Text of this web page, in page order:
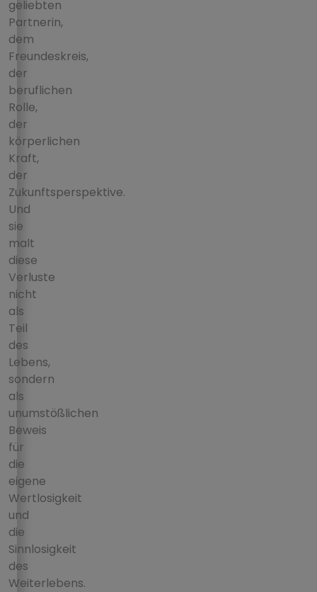
geliebten
Partnerin,
dem
Freundeskreis,
der
beruflichen
Rolle,
der
körperlichen
Kraft,
der
Zukunftsperspektive.
Und
sie
malt
diese
Verluste
nicht
als
Teil
des
Lebens,
sondern
als
unumstößlichen
Beweis
für
die
eigene
Wertlosigkeit
und
die
Sinnlosigkeit
des
Weiterlebens.